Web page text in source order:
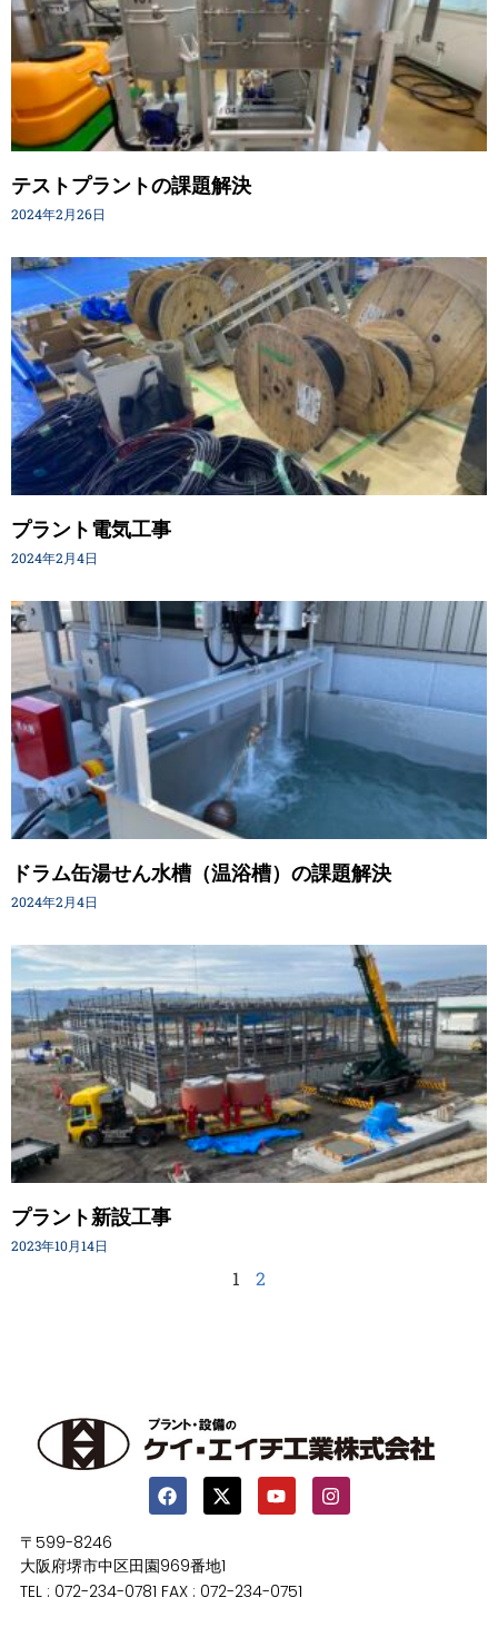
テストプラントの課題解決
2024年2月26日
プラント電気工事
2024年2月4日
ドラム缶湯せん水槽（温浴槽）の課題解決
2024年2月4日
プラント新設工事
2023年10月14日
1 2
〒599-8246
大阪府堺市中区田園969番地1
TEL : 072-234-0781 FAX : 072-234-0751